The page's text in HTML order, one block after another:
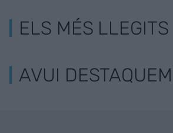
ELS MÉS LLEGITS
AVUI DESTAQUEM